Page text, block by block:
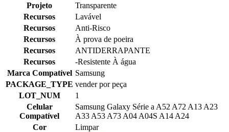
Projeto
Transparente
Recursos
Lavável
Recursos
Anti-Risco
Recursos
À prova de poeira
Recursos
ANTIDERRAPANTE
Recursos
-Resistente À água
Marca Compatível Samsung
PACKAGE_TYPE vender por peça
LOT_NUM
1
Celular
Compatível
Samsung Galaxy Série a A52 A72 A13 A23
A33 A53 A73 A04 A04S A14 A24
Cor
Limpar